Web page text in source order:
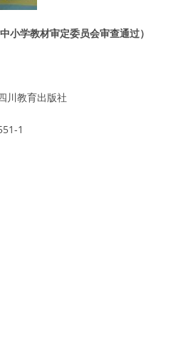
小学教材审定委员会审查通过）
川教育出版社
1